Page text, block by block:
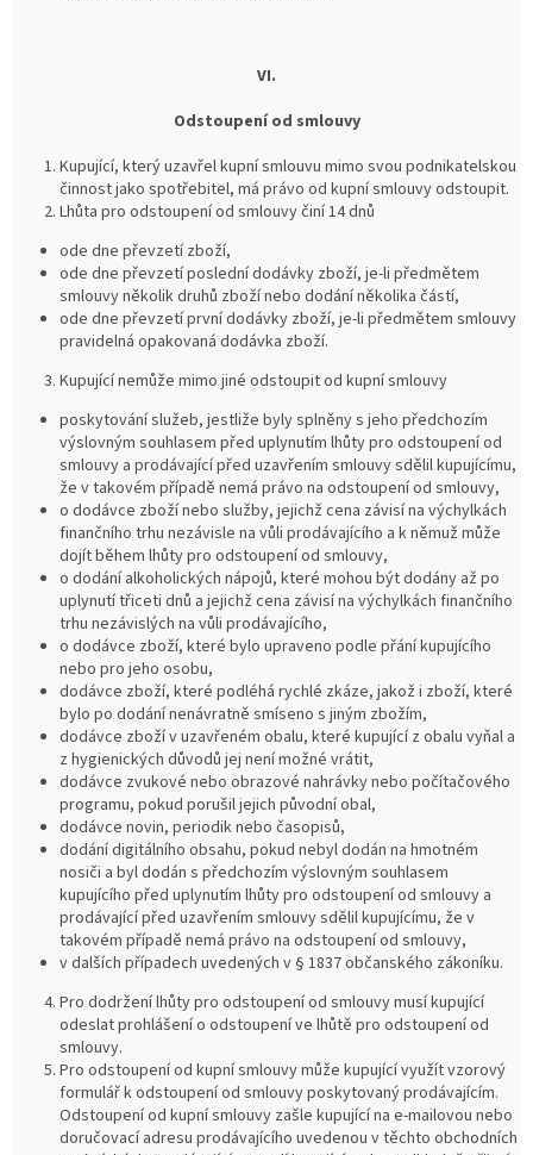
VI.
Odstoupení od smlouvy
Kupující, který uzavřel kupní smlouvu mimo svou podnikatelskou
činnost jako spotřebitel, má právo od kupní smlouvy odstoupit.
Lhůta pro odstoupení od smlouvy činí 14 dnů
ode dne převzetí zboží,
ode dne převzetí poslední dodávky zboží, je-li předmětem
smlouvy několik druhů zboží nebo dodání několika částí,
ode dne převzetí první dodávky zboží, je-li předmětem smlouvy
pravidelná opakovaná dodávka zboží.
Kupující nemůže mimo jiné odstoupit od kupní smlouvy
poskytování služeb, jestliže byly splněny s jeho předchozím
výslovným souhlasem před uplynutím lhůty pro odstoupení od
smlouvy a prodávající před uzavřením smlouvy sdělil kupujícímu,
že v takovém případě nemá právo na odstoupení od smlouvy,
o dodávce zboží nebo služby, jejichž cena závisí na výchylkách
finančního trhu nezávisle na vůli prodávajícího a k němuž může
dojít během lhůty pro odstoupení od smlouvy,
o dodání alkoholických nápojů, které mohou být dodány až po
uplynutí třiceti dnů a jejichž cena závisí na výchylkách finančního
trhu nezávislých na vůli prodávajícího,
o dodávce zboží, které bylo upraveno podle přání kupujícího
nebo pro jeho osobu,
dodávce zboží, které podléhá rychlé zkáze, jakož i zboží, které
bylo po dodání nenávratně smíseno s jiným zbožím,
dodávce zboží v uzavřeném obalu, které kupující z obalu vyňal a
z hygienických důvodů jej není možné vrátit,
dodávce zvukové nebo obrazové nahrávky nebo počítačového
programu, pokud porušil jejich původní obal,
dodávce novin, periodik nebo časopisů,
dodání digitálního obsahu, pokud nebyl dodán na hmotném
nosiči a byl dodán s předchozím výslovným souhlasem
kupujícího před uplynutím lhůty pro odstoupení od smlouvy a
prodávající před uzavřením smlouvy sdělil kupujícímu, že v
takovém případě nemá právo na odstoupení od smlouvy,
v dalších případech uvedených v § 1837 občanského zákoníku.
Pro dodržení lhůty pro odstoupení od smlouvy musí kupující
odeslat prohlášení o odstoupení ve lhůtě pro odstoupení od
smlouvy.
Pro odstoupení od kupní smlouvy může kupující využít vzorový
formulář k odstoupení od smlouvy poskytovaný prodávajícím.
Odstoupení od kupní smlouvy zašle kupující na e-mailovou nebo
doručovací adresu prodávajícího uvedenou v těchto obchodních